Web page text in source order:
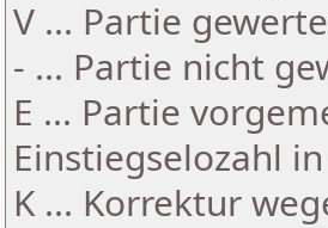
V ... Partie
- ... Partie nicht
E ... Partie
Einstiegselozahl
K ... Korrektur